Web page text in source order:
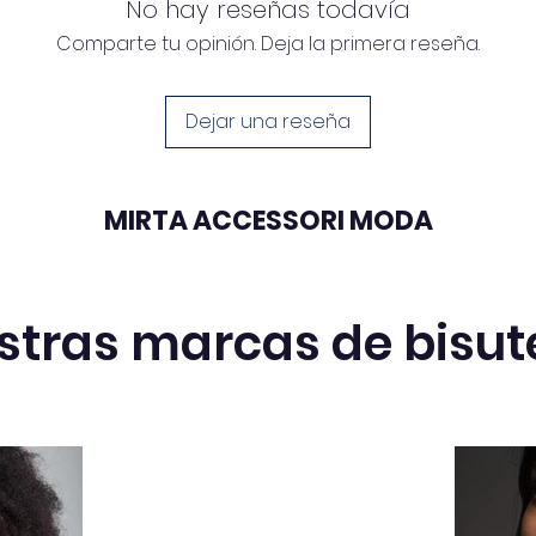
No hay reseñas todavía
Comparte tu opinión. Deja la primera reseña.
Dejar una reseña
MIRTA ACCESSORI MODA
marcas de